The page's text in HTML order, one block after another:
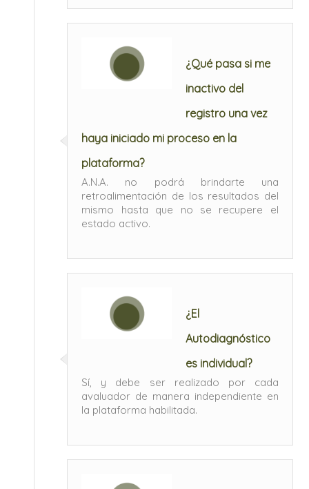
¿Qué pasa si me
inactivo del
registro una vez
haya iniciado mi proceso en la
plataforma?
A.N.A. no podrá brindarte una
retroalimentación de los resultados del
mismo hasta que no se recupere el
estado activo.
¿El
Autodiagnóstico
es individual?
Sí, y debe ser realizado por cada
avaluador de manera independiente en
la plataforma habilitada.